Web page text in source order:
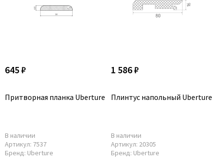
645 ₽
Притворная планка Uberture
В наличии
Артикул: 7537
Бренд: Uberture
1 586 ₽
Плинтус напольный Uberture
В наличии
Артикул: 20305
Бренд: Uberture